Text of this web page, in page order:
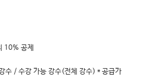
10% 공제
수 / 수강 가능 강수(전체 강수) * 공급가